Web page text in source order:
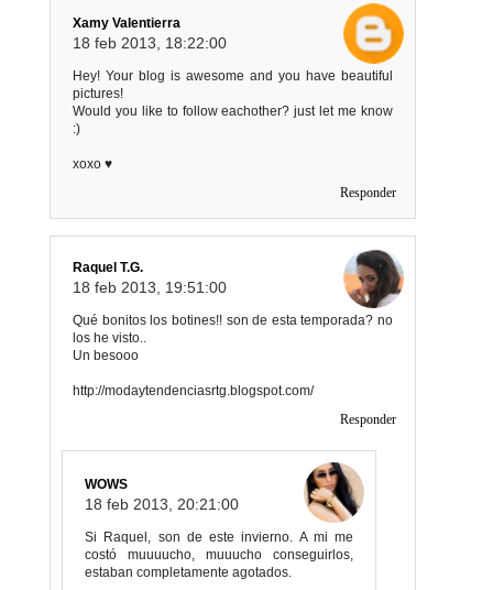
Xamy Valentierra
18 feb 2013, 18:22:00
Hey! Your blog is awesome and you have beautiful
pictures!
Would you like to follow eachother? just let me know
:)
xoxo ♥
Responder
Raquel T.G.
18 feb 2013, 19:51:00
Qué bonitos los botines!! son de esta temporada? no
los he visto..
Un besooo
http://modaytendenciasrtg.blogspot.com/
Responder
WOWS
18 feb 2013, 20:21:00
Si Raquel, son de este invierno. A mi me
costó muuuucho, muuucho conseguirlos,
estaban completamente agotados.